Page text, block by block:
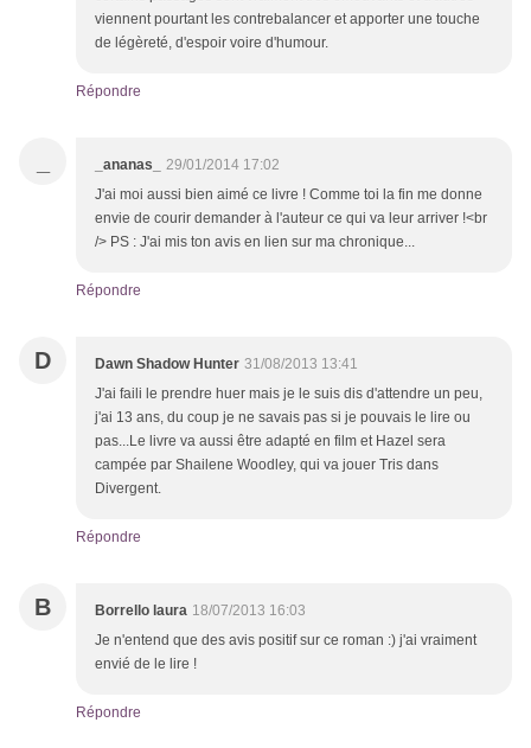
viennent pourtant les contrebalancer et apporter une touche
de légèreté, d'espoir voire d'humour.
Répondre
_ananas_
29/01/2014 17:02
J'ai moi aussi bien aimé ce livre ! Comme toi la fin me donne
envie de courir demander à l'auteur ce qui va leur arriver !<br
/> PS : J'ai mis ton avis en lien sur ma chronique...
Répondre
D Dawn Shadow Hunter 31/08/2013 13:41
J'ai faili le prendre huer mais je le suis dis d'attendre un peu,
j'ai 13 ans, du coup je ne savais pas si je pouvais le lire ou
pas...Le livre va aussi être adapté en film et Hazel sera
campée par Shailene Woodley, qui va jouer Tris dans
Divergent.
Répondre
B Borrello laura 18/07/2013 16:03
Je n'entend que des avis positif sur ce roman :) j'ai vraiment
envié de le lire !
Répondre